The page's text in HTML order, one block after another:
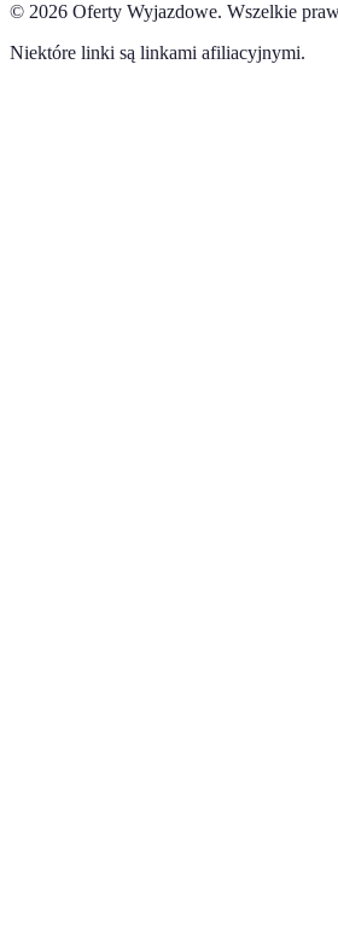
© 2026 Oferty Wyjazdowe. Wszelkie
Niektóre linki są linkami afiliacyjnymi.